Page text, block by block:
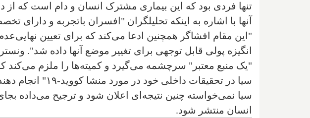
تنها فردی بود که این بیماری مشترک انسان و دام است که از
آنها با اشاره به اینکه تحلیلگران "افسران باتجربه و دارای
"این مقام افشاگر همچنین ادعا می‌کند که برای تعیین
انگیزه پولی قابل توجهی برای تغییر موضع آنها داده شد".
"یک منبع معتبر" سرچشمه می‌گیرد و کمیته‌ها را ملزم می‌کند
سیا در تحقیقات داخلی
سیا نمی‌خواسته چنین نتیجه‌ای اعلان شود و ترجیح می‌داده
انسان منتشر شود.